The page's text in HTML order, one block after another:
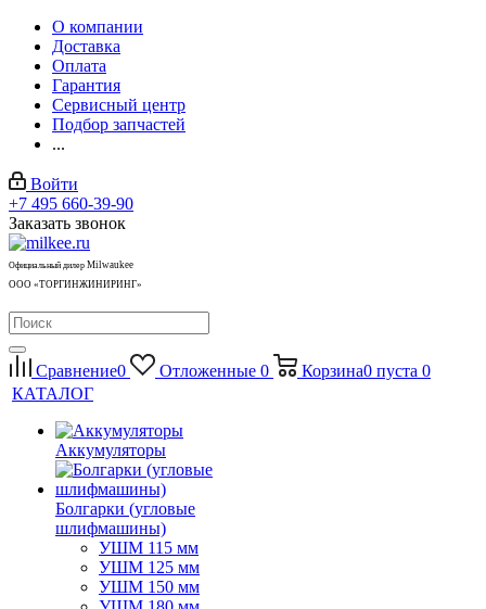
О компании
Доставка
Оплата
Гарантия
Сервисный центр
Подбор запчастей
...
Войти
+7 495 660-39-90
Заказать звонок
Официальный дилер Milwaukee
ООО «ТОРГИНЖИНИРИНГ»
Сравнение0 Отложенные 0 Корзина0 пуста 0
КАТАЛОГ
Аккумуляторы
Болгарки (угловые
шлифмашины)
УШМ 115 мм
УШМ 125 мм
УШМ 150 мм